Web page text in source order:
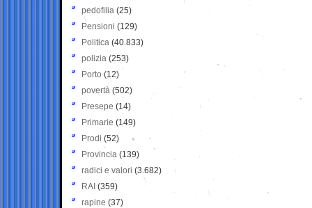
pedofilia (25)
Pensioni (129)
Politica (40.833)
polizia (253)
Porto (12)
povertà (502)
Presepe (14)
Primarie (149)
Prodi (52)
Provincia (139)
radici e valori (3.682)
RAI (359)
rapine (37)